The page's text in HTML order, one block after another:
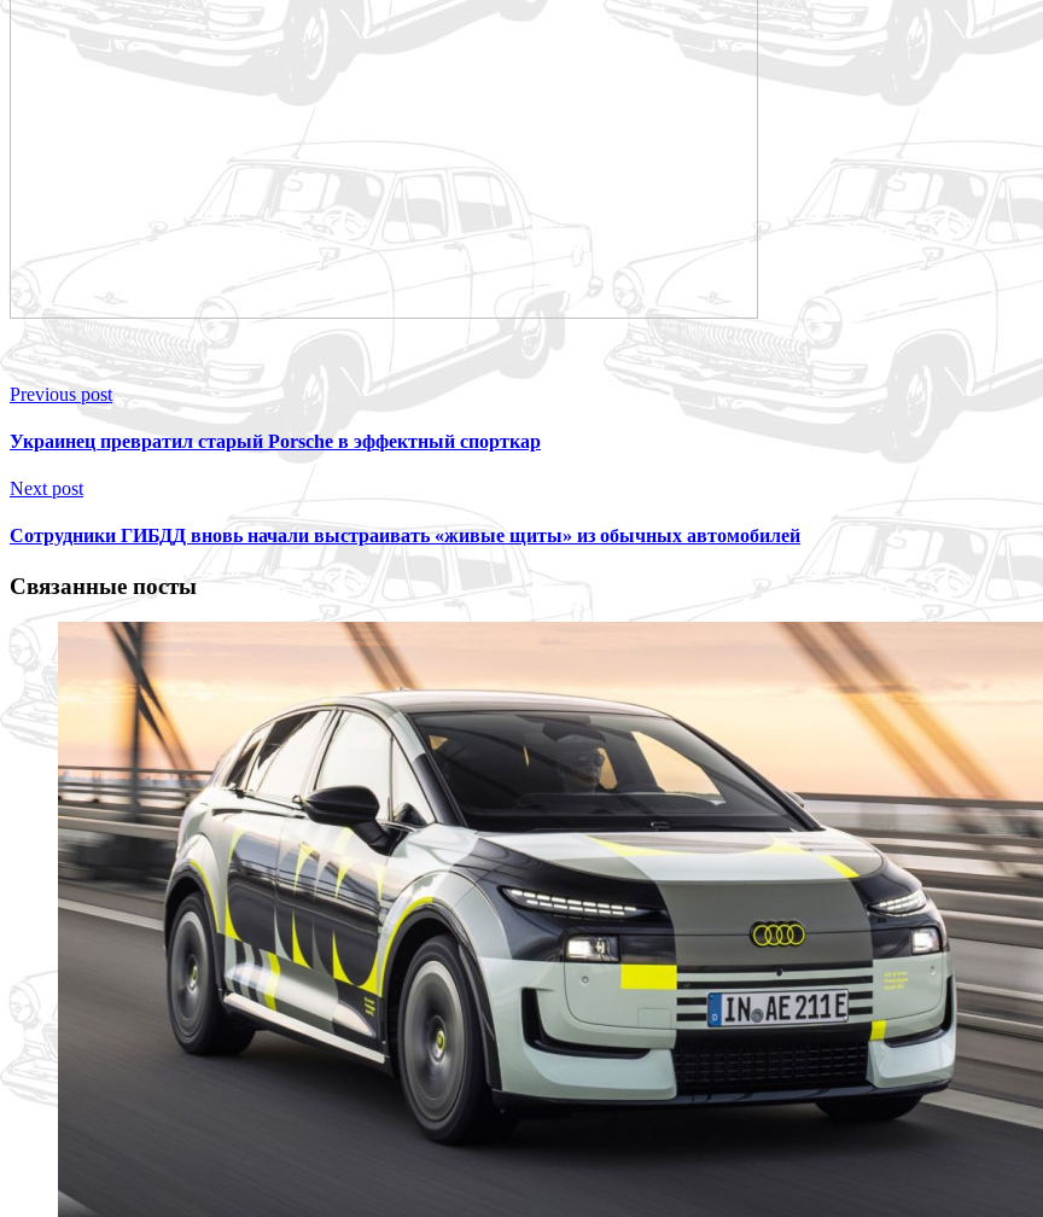
Previous post
Украинец превратил старый Porsche в эффектный спорткар
Next post
Сотрудники ГИБДД вновь начали выстраивать «живые щиты» из обычных автомобилей
Связанные посты